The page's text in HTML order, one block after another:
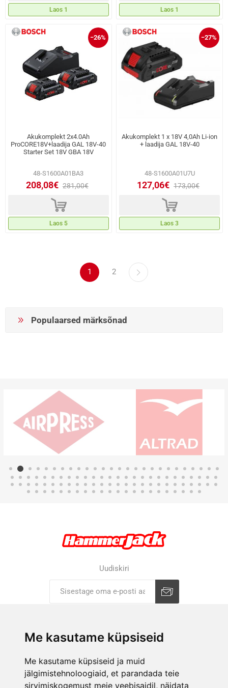
Me kasutame küpsiseid
Me kasutame küpsiseid ja muid
jälgimistehnoloogiaid, et parandada teie
sirvimiskogemust meie veebisaidil, näidata
Laos 1 Laos 1
−26%
Akukomplekt 2x4.0Ah
ProCORE18V+laadija GAL 18V-40
Starter Set 18V GBA 18V
48-S1600A01BA3
208,08€ 281,00€
d
Laos 5
−27%
Akukomplekt 1 x 18V 4,0Ah Li-ion
+ laadija GAL 18V-40
48-S1600A01U7U
127,06€ 173,00€
d
Laos 3
1 2
Populaarsed märksõnad
Uudiskiri
E-POOD